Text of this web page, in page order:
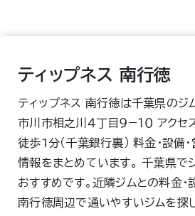
ティップネス 南行徳
ティップネス 南行徳は千葉県のジ
市川市相之川４丁目９−１０ アクセ
徒歩1分（千葉銀行裏） 料金・設備
情報をまとめています。 千葉県で
おすすめです。近隣ジムとの料金・
南行徳周辺で通いやすいジムを探